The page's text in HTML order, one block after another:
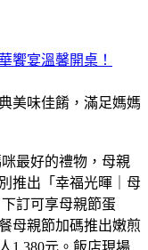
饗宴溫馨開桌！
最好的禮物，母親
推出「幸福光暉｜母
訂可享母親節蛋
母親節加碼推出嫩煎
1,380元。飯店現場